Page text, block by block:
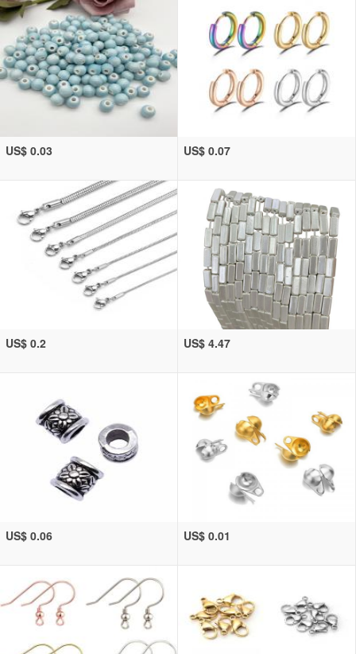
US$ 0.03 US$ 0.07
US$ 0.2 US$ 4.47
US$ 0.06 US$ 0.01